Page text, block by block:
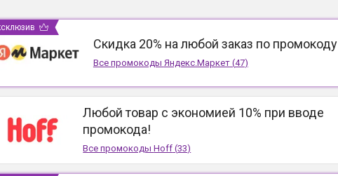
Скидка 20% на любой заказ по промокоду
Все промокоды Яндекс.Маркет(47)
Любой товар с экономией 10% при вводе
промокода!
Все промокодыHoff (33)